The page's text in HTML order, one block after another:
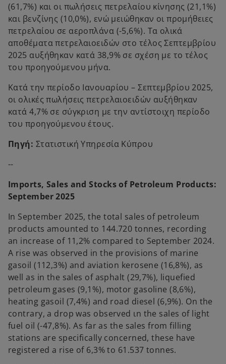
(61,7%) και οι πωλήσεις πετρελαίου κίνησης (21,1%)
και βενζίνης (10,0%), ενώ μειώθηκαν οι προμήθειες
πετρελαίου σε αεροπλάνα (-5,6%). Τα ολικά
αποθέματα πετρελαιοειδών στο τέλος Σεπτεμβρίου
2025 αυξήθηκαν κατά 38,9% σε σχέση με το τέλος
του προηγούμενου μήνα.
Κατά την περίοδο Ιανουαρίου – Σεπτεμβρίου 2025,
οι ολικές πωλήσεις πετρελαιοειδών αυξήθηκαν
κατά 4,7% σε σύγκριση με την αντίστοιχη περίοδο
του προηγούμενου έτους.
Πηγή: Στατιστική Υπηρεσία Κύπρου
--
Imports, Sales and Stocks of Petroleum Products:
September 2025
In September 2025, the total sales of petroleum
products amounted to 144.720 tonnes, recording
an increase of 11,2% compared to September 2024.
A rise was observed in the provisions of marine
gasoil (112,3%) and aviation kerosene (16,8%), as
well as in the sales of asphalt (29,7%), liquefied
petroleum gases (9,1%), motor gasoline (8,6%),
heating gasoil (7,4%) and road diesel (6,9%). On the
contrary, a drop was observed ιn the sales of light
fuel oil (-47,8%). As far as the sales from filling
stations are specifically concerned, these have
registered a rise of 6,3% to 61.537 tonnes.